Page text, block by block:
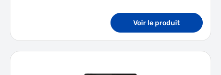
Voir le produit